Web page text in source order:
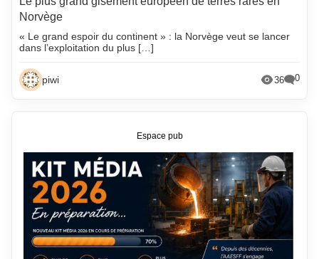
Norvège
« Le grand espoir du continent » : la Norvège veut se lancer
dans l’exploitation du plus […]
piwi 36 0
Espace pub